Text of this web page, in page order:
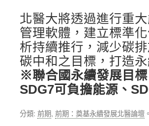
北醫大將透過進行重
管理軟體，建立標準
析持續推行，減少碳
碳中和之目標，打造永
※聯合國永續發展目
SDG7可負擔能源、
分類: 前期, 前期：奠基永續發展北醫論壇